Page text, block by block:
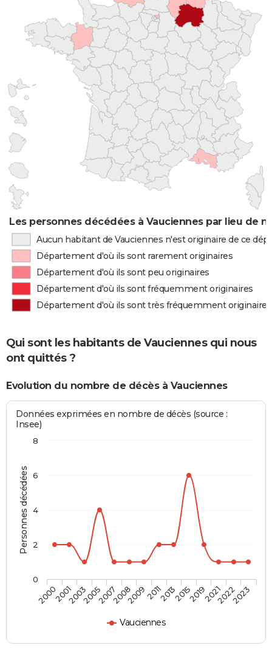
Les personnes décédées à Vauciennes par lieu de
Aucun habitant de Vauciennes n'est originaire de ce
Département d'où ils sont rarement originaires
Département d'où ils sont peu originaires
Département d'où ils sont fréquemment originaires
Département d'où ils sont très fréquemment originaires
Qui sont les habitants de Vauciennes qui nous
ont quittés ?
Evolution du nombre de décès à Vauciennes
Personnes décédées
Données exprimées en nombre de décès (source :
Insee)
Vauciennes
20002001200320052007200820092011201320152019202120222023
0
2
4
6
8